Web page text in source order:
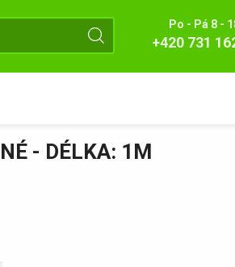
Po - Pá 8 -
+420 731
- DÉLKA: 1M